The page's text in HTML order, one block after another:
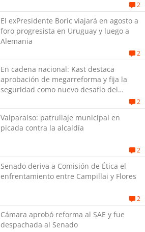
2
El exPresidente Boric viajará en agosto a
foro progresista en Uruguay y luego a
Alemania
2
En cadena nacional: Kast destaca
aprobación de megarreforma y fija la
seguridad como nuevo desafío del
2
Valparaíso: patrullaje municipal en
picada contra la alcaldía
2
Senado deriva a Comisión de Ética el
enfrentamiento entre Campillai y Flores
2
Cámara aprobó reforma al SAE y fue
despachada al Senado